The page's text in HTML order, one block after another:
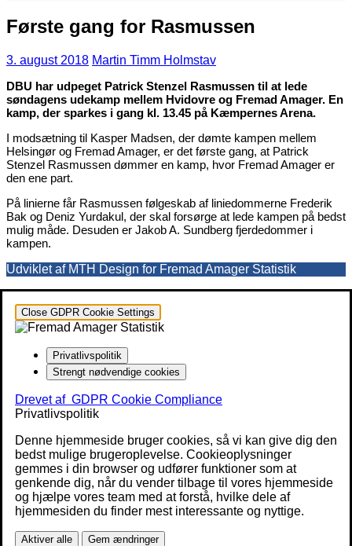
Første gang for Rasmussen
3. august 2018 Martin Timm Holmstav
DBU har udpeget Patrick Stenzel Rasmussen til at lede
søndagens udekamp mellem Hvidovre og Fremad Amager. En
kamp, der sparkes i gang kl. 13.45 på Kæmpernes Arena.
I modsætning til Kasper Madsen, der dømte kampen mellem
Helsingør og Fremad Amager, er det første gang, at Patrick
Stenzel Rasmussen dømmer en kamp, hvor Fremad Amager er
den ene part.
På linierne får Rasmussen følgeskab af liniedommerne Frederik
Bak og Deniz Yurdakul, der skal forsørge at lede kampen på bedst
mulig måde. Desuden er Jakob A. Sundberg fjerdedommer i
kampen.
Udviklet af MTH Design for Fremad Amager Statistik
Close GDPR Cookie Settings
Privatlivspolitik
Strengt nødvendige cookies
Drevet af GDPR Cookie Compliance
Privatlivspolitik
Denne hjemmeside bruger cookies, så vi kan give dig den
bedst mulige brugeroplevelse. Cookieoplysninger
gemmes i din browser og udfører funktioner som at
genkende dig, når du vender tilbage til vores hjemmeside
og hjælpe vores team med at forstå, hvilke dele af
hjemmesiden du finder mest interessante og nyttige.
Aktiver alle Gem ændringer